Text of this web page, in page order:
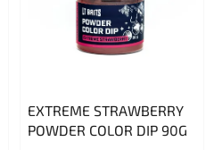
EXTREME STRAWBERRY
POWDER COLOR DIP 90G